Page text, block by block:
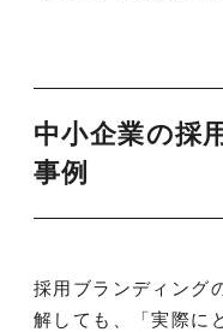
中小企業の採
事例
採用ブランディング
解しても、「実際に